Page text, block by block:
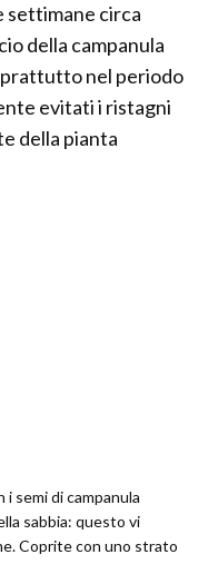
settimane circa
della campanula
nel periodo
evitati i ristagni
della pianta
semi di campanula
sabbia: questo vi
Coprite con uno strato